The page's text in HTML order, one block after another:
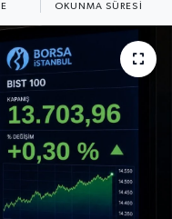
OKUNMA SÜRESI